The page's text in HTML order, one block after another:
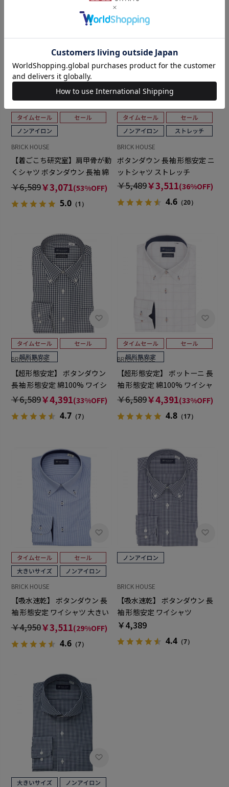
BRICK HOUSE
【着ごこち研究室】肩甲骨が動
くシャツ ボタンダウン 長袖 綿
100% 形態安定 ワイシャツ
￥6,589￥3,071(53%OFF)
5.0（1）
BRICK HOUSE
ボタンダウン 長袖 形態安定 ニ
ットシャツ ストレッチ
￥5,489￥3,511(36%OFF)
4.6 （20）
BRICK HOUSE
【超形態安定】 ボタンダウン
長袖 形態安定 綿100% ワイシ
ャツ
￥6,589￥4,391(33%OFF)
4.7（7）
BRICK HOUSE
【超形態安定】 ボットーニ 長
袖 形態安定 綿100% ワイシャ
ツ
￥6,589￥4,391(33%OFF)
4.8 （17）
BRICK HOUSE
【吸水速乾】 ボタンダウン 長
袖 形態安定 ワイシャツ 大きい
サイズ
￥4,950￥3,511(29%OFF)
4.6（7）
BRICK HOUSE
【吸水速乾】 ボタンダウン 長
袖 形態安定 ワイシャツ
￥4,389
4.4 （7）